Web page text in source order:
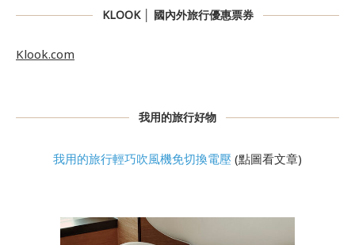
KLOOK │ 國內外旅行優惠票券
Klook.com
我用的旅行好物
我用的旅行輕巧吹風機免切換電壓 (點圖看文章)